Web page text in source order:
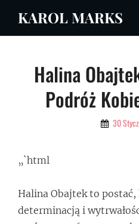
KAROL MARKS
Halina
Podróż
By 30
„`html
Halina Obajtek to
determinacją i
Nawigacja
wpisu